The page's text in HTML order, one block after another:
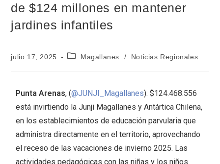
de $124 millones en mantener
jardines infantiles
julio 17, 2025 Magallanes / Noticias Regionales
Punta Arenas, (@JUNJI_Magallanes). $124.468.556
está invirtiendo la Junji Magallanes y Antártica Chilena,
en los establecimientos de educación parvularia que
administra directamente en el territorio, aprovechando
el receso de las vacaciones de invierno 2025. Las
actividades pedagógicas con las niñas y los niños